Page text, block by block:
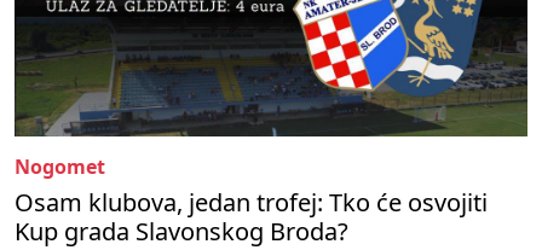
Nogomet
Osam klubova, jedan trofej: Tko će osvojiti
Kup grada Slavonskog Broda?